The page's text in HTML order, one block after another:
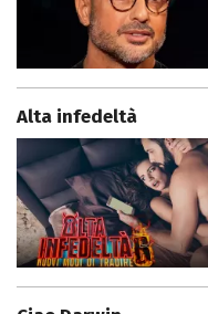
Alta infedeltà